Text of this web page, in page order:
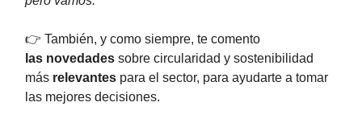
👉 También, y como siempre, te comento
las novedades sobre circularidad y sostenibilidad
más relevantes para el sector, para ayudarte a tomar
las mejores decisiones.